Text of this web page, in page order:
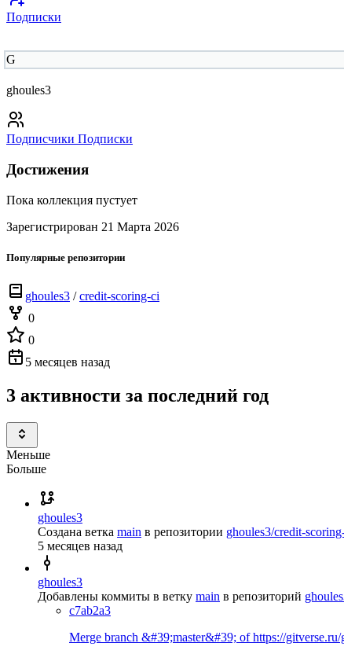
Подписки
G
ghoules3
Подписчики Подписки
Достижения
Пока коллекция пустует
Зарегистрирован 21 Марта 2026
Популярные репозитории
ghoules3 /credit-scoring-ci
0
0
5 месяцев назад
3 активности за последний год
Меньше
Больше
ghoules3
Создана ветка main в репозитории ghoules3/credit-
5 месяцев назад
ghoules3
Добавлены коммиты в ветку main в репозиторий
c7ab2a3
Merge branch &#39;master&#39; of https://